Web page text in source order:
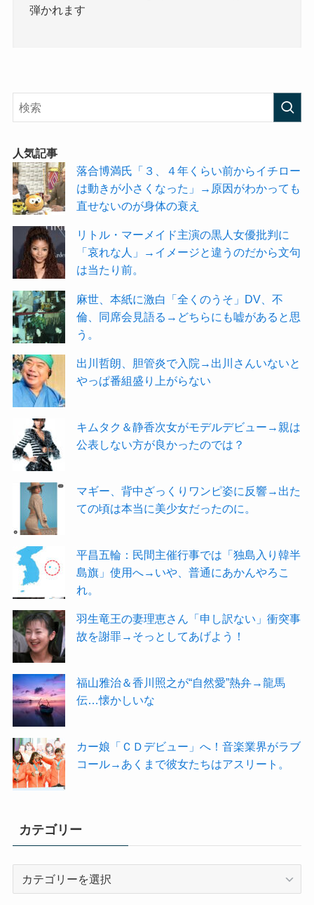
弾かれます
人気記事
落合博満氏「３、４年くらい前からイチロー
は動きが小さくなった」→原因がわかっても
直せないのが身体の衰え
リトル・マーメイド主演の黒人女優批判に
「哀れな人」→イメージと違うのだから文句
は当たり前。
麻世、本紙に激白「全くのうそ」DV、不
倫、同席会見語る→どちらにも嘘があると思
う。
出川哲朗、胆管炎で入院→出川さんいないと
やっぱ番組盛り上がらない
キムタク＆静香次女がモデルデビュー→親は
公表しない方が良かったのでは？
マギー、背中ざっくりワンピ姿に反響→出た
ての頃は本当に美少女だったのに。
平昌五輪：民間主催行事では「独島入り韓半
島旗」使用へ→いや、普通にあかんやろこ
れ。
羽生竜王の妻理恵さん「申し訳ない」衝突事
故を謝罪→そっとしてあげよう！
福山雅治＆香川照之が“自然愛”熱弁→龍馬
伝…懐かしいな
カー娘「ＣＤデビュー」へ！音楽業界がラブ
コール→あくまで彼女たちはアスリート。
カテゴリー